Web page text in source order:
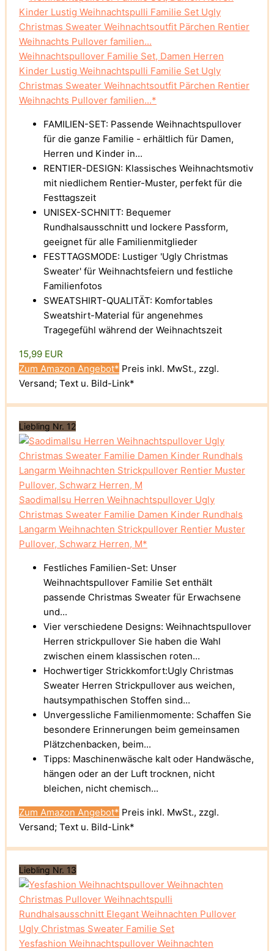
Weihnachtspullover Familie Set, Damen Herren
Kinder Lustig Weihnachtspulli Familie Set Ugly
Christmas Sweater Weihnachtsoutfit Pärchen Rentier
Weihnachts Pullover familien...*
FAMILIEN-SET: Passende Weihnachtspullover
für die ganze Familie - erhältlich für Damen,
Herren und Kinder in...
RENTIER-DESIGN: Klassisches Weihnachtsmotiv
mit niedlichem Rentier-Muster, perfekt für die
Festtagszeit
UNISEX-SCHNITT: Bequemer
Rundhalsausschnitt und lockere Passform,
geeignet für alle Familienmitglieder
FESTTAGSMODE: Lustiger 'Ugly Christmas
Sweater' für Weihnachtsfeiern und festliche
Familienfotos
SWEATSHIRT-QUALITÄT: Komfortables
Sweatshirt-Material für angenehmes
Tragegefühl während der Weihnachtszeit
15,99 EUR
Zum Amazon Angebot* Preis inkl. MwSt., zzgl.
Versand; Text u. Bild-Link*
Liebling Nr. 12
Saodimallsu Herren Weihnachtspullover Ugly
Christmas Sweater Familie Damen Kinder Rundhals
Langarm Weihnachten Strickpullover Rentier Muster
Pullover, Schwarz Herren, M*
Festliches Familien-Set: Unser
Weihnachtspullover Familie Set enthält
passende Christmas Sweater für Erwachsene
und...
Vier verschiedene Designs: Weihnachtspullover
Herren strickpullover Sie haben die Wahl
zwischen einem klassischen roten...
Hochwertiger Strickkomfort:Ugly Christmas
Sweater Herren Strickpullover aus weichen,
hautsympathischen Stoffen sind...
Unvergessliche Familienmomente: Schaffen Sie
besondere Erinnerungen beim gemeinsamen
Plätzchenbacken, beim...
Tipps: Maschinenwäsche kalt oder Handwäsche,
hängen oder an der Luft trocknen, nicht
bleichen, nicht chemisch...
Zum Amazon Angebot* Preis inkl. MwSt., zzgl.
Versand; Text u. Bild-Link*
Liebling Nr. 13
Yesfashion Weihnachtspullover Weihnachten